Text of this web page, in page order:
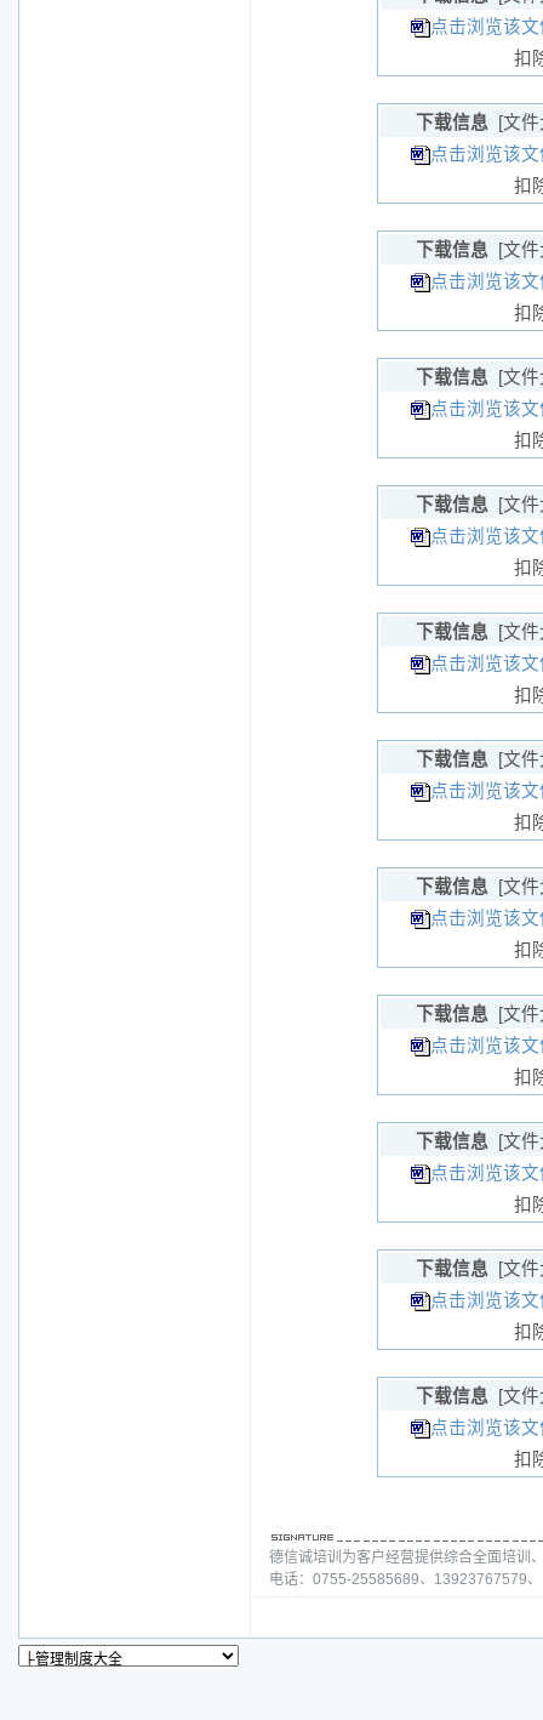
点击浏览该
扣
下载信息 [文件
点击浏览该
扣
下载信息 [文件
点击浏览该
扣
下载信息 [文件
点击浏览该
扣
下载信息 [文件
点击浏览该
扣
下载信息 [文件
点击浏览该
扣
下载信息 [文件
点击浏览该
扣
下载信息 [文件
点击浏览该
扣
下载信息 [文件
点击浏览该
扣
下载信息 [文件
点击浏览该
扣
下载信息 [文件
点击浏览该
扣
下载信息 [文件
点击浏览该
扣
德信诚培训为客户经营提供综合全面培训
电话：0755-25585689、13923767579